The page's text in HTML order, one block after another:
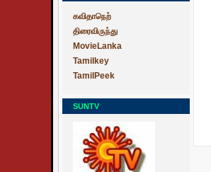
கவிதாநெற்
திரைவிருந்து
MovieLanka
Tamilkey
TamilPeek
SUNTV